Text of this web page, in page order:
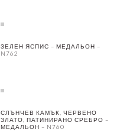
ЗЕЛЕН ЯСПИС – МЕДАЛЬОН –
N762
СЛЪНЧЕВ КАМЪК, ЧЕРВЕНО
ЗЛАТО, ПАТИНИРАНО СРЕБРО –
МЕДАЛЬОН – N760